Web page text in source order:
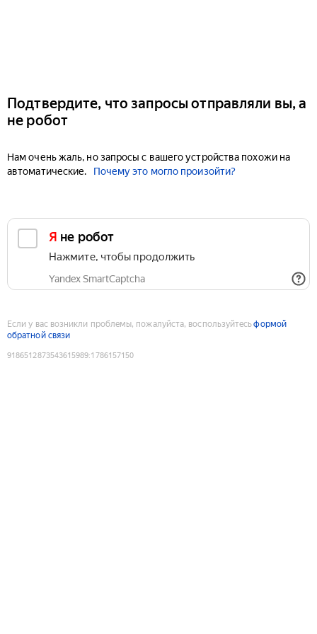
Подтвердите, что запросы отправляли вы, а
не робот
Нам очень жаль, но запросы с вашего устройства похожи на
автоматические.
Почему это могло произойти?
Я не робот
Нажмите, чтобы продолжить
Yandex SmartCaptcha
Если у вас возникли проблемы, пожалуйста, воспользуйтесьформой
обратной связи
9186512873543615989:1786157150